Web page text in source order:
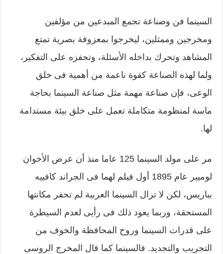
السينما فن وصناعة تجمع المبدعين من مؤلفين
ومخرجين وممثلين، ليخرجوا بمعزوفة بصرية تمتع
المشاهد وتحرك بداخله الأسئلة، وتحفزه على التفكير،
ولما لهذه الصناعة كقوة ناعمة من أهمية فى خلق
الوعى، فإن صناعة مهمة مثل صناعة السينما بحاجة
ماسة لمنظومة متكاملة تعمل على خلق بيئة مستدامة
لها.
مر على مولد السينما 125 عاما منذ أن عرض الأخوان
لوميير عام 1895 أول فيلم لهما فى الجراند كافييه
بباريس، لكن لا تزال السينما العربية لم تحفر مكانتها
المستحقة، وربما يعود ذلك فى رأيى لعدم السيطرة
على قدرات السينما وروح المحافظة والخوف من
التجريب والتجديد. فالسينما كما قال المخرج الروسى